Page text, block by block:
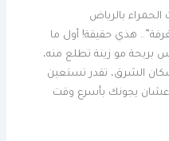
بالرياض
هذي حقيقة! أول ما
مو زينة تطلع منه،
الشرق، تقدر تستعين
عشان يجونك بأسرع وقت